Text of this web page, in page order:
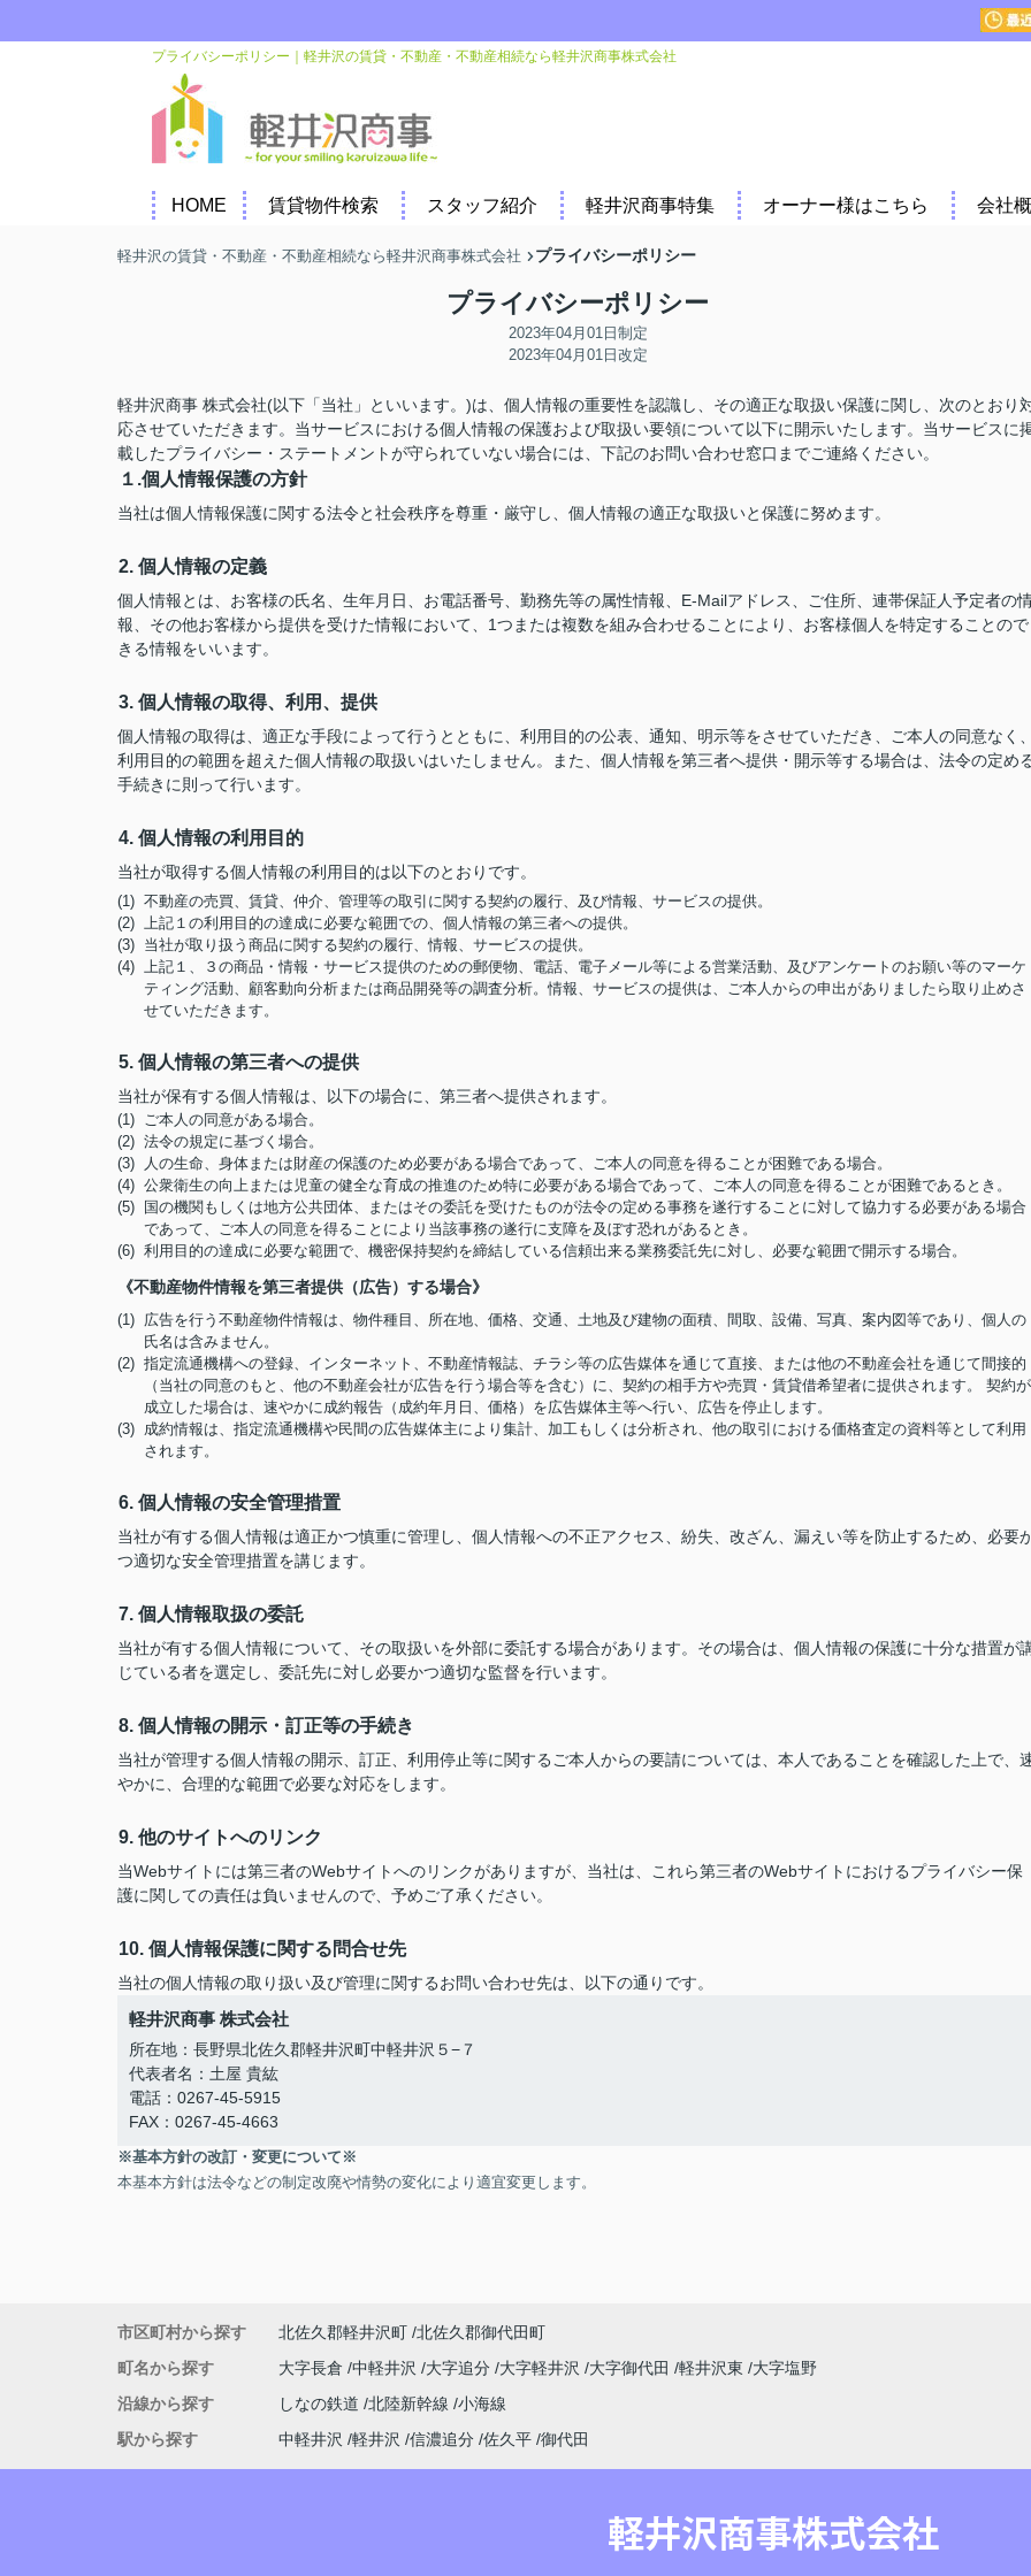
プライバシーポリシー｜軽井沢の賃貸・不動産・不動産相続なら軽井沢商事株式会社
HOME 賃貸物件検索 スタッフ紹介 軽井沢商事特集 オーナー様はこちら 会社
軽井沢の賃貸・不動産・不動産相続なら軽井沢商事株式会社 プライバシーポリシー
プライバシーポリシー
2023年04月01日制定
2023年04月01日改定
軽井沢商事 株式会社(以下「当社」といいます。)は、個人情報の重要性を認識し、その適正な取扱い保護に関し、次のとおり
応させていただきます。当サービスにおける個人情報の保護および取扱い要領について以下に開示いたします。当サービスに
載したプライバシー・ステートメントが守られていない場合には、下記のお問い合わせ窓口までご連絡ください。
１.個人情報保護の方針
当社は個人情報保護に関する法令と社会秩序を尊重・厳守し、個人情報の適正な取扱いと保護に努めます。
2. 個人情報の定義
個人情報とは、お客様の氏名、生年月日、お電話番号、勤務先等の属性情報、E-Mailアドレス、ご住所、連帯保証人予定者の
報、その他お客様から提供を受けた情報において、1つまたは複数を組み合わせることにより、お客様個人を特定することので
きる情報をいいます。
3. 個人情報の取得、利用、提供
個人情報の取得は、適正な手段によって行うとともに、利用目的の公表、通知、明示等をさせていただき、ご本人の同意なく
利用目的の範囲を超えた個人情報の取扱いはいたしません。また、個人情報を第三者へ提供・開示等する場合は、法令の定め
手続きに則って行います。
4. 個人情報の利用目的
当社が取得する個人情報の利用目的は以下のとおりです。
(1) 不動産の売買、賃貸、仲介、管理等の取引に関する契約の履行、及び情報、サービスの提供。
(2) 上記１の利用目的の達成に必要な範囲での、個人情報の第三者への提供。
(3) 当社が取り扱う商品に関する契約の履行、情報、サービスの提供。
(4) 上記１、３の商品・情報・サービス提供のための郵便物、電話、電子メール等による営業活動、及びアンケートのお願い等のマーケ
ティング活動、顧客動向分析または商品開発等の調査分析。情報、サービスの提供は、ご本人からの申出がありましたら取り止めさ
せていただきます。
5. 個人情報の第三者への提供
当社が保有する個人情報は、以下の場合に、第三者へ提供されます。
(1) ご本人の同意がある場合。
(2) 法令の規定に基づく場合。
(3) 人の生命、身体または財産の保護のため必要がある場合であって、ご本人の同意を得ることが困難である場合。
(4) 公衆衛生の向上または児童の健全な育成の推進のため特に必要がある場合であって、ご本人の同意を得ることが困難であるとき。
(5) 国の機関もしくは地方公共団体、またはその委託を受けたものが法令の定める事務を遂行することに対して協力する必要がある場合
であって、ご本人の同意を得ることにより当該事務の遂行に支障を及ぼす恐れがあるとき。
(6) 利用目的の達成に必要な範囲で、機密保持契約を締結している信頼出来る業務委託先に対し、必要な範囲で開示する場合。
《不動産物件情報を第三者提供（広告）する場合》
(1) 広告を行う不動産物件情報は、物件種目、所在地、価格、交通、土地及び建物の面積、間取、設備、写真、案内図等であり、個人の
氏名は含みません。
(2) 指定流通機構への登録、インターネット、不動産情報誌、チラシ等の広告媒体を通じて直接、または他の不動産会社を通じて間接的
（当社の同意のもと、他の不動産会社が広告を行う場合等を含む）に、契約の相手方や売買・賃貸借希望者に提供されます。 契約が
成立した場合は、速やかに成約報告（成約年月日、価格）を広告媒体主等へ行い、広告を停止します。
(3) 成約情報は、指定流通機構や民間の広告媒体主により集計、加工もしくは分析され、他の取引における価格査定の資料等として利用
されます。
6. 個人情報の安全管理措置
当社が有する個人情報は適正かつ慎重に管理し、個人情報への不正アクセス、紛失、改ざん、漏えい等を防止するため、必要
つ適切な安全管理措置を講じます。
7. 個人情報取扱の委託
当社が有する個人情報について、その取扱いを外部に委託する場合があります。その場合は、個人情報の保護に十分な措置が
じている者を選定し、委託先に対し必要かつ適切な監督を行います。
8. 個人情報の開示・訂正等の手続き
当社が管理する個人情報の開示、訂正、利用停止等に関するご本人からの要請については、本人であることを確認した上で、
やかに、合理的な範囲で必要な対応をします。
9. 他のサイトへのリンク
当Webサイトには第三者のWebサイトへのリンクがありますが、当社は、これら第三者のWebサイトにおけるプライバシー保
護に関しての責任は負いませんので、予めご了承ください。
10. 個人情報保護に関する問合せ先
当社の個人情報の取り扱い及び管理に関するお問い合わせ先は、以下の通りです。
軽井沢商事 株式会社
所在地：長野県北佐久郡軽井沢町中軽井沢５−７
代表者名：土屋 貴紘
電話：0267-45-5915
FAX：0267-45-4663
※基本方針の改訂・変更について※
本基本方針は法令などの制定改廃や情勢の変化により適宜変更します。
市区町村から探す 北佐久郡軽井沢町 北佐久郡御代田町
町名から探す
大字長倉 中軽井沢 大字追分 大字軽井沢 大字御代田 軽井沢東
大字塩野
沿線から探す
しなの鉄道 北陸新幹線 小海線
駅から探す
中軽井沢 軽井沢 信濃追分 佐久平 御代田